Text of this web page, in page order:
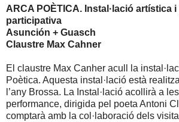
ARCA POÈTICA. Instal·lació artística
participativa
Asunción + Guasch
Claustre Max Cahner
El claustre Max Canher acull la
Poètica. Aquesta instal·lació està
l’any Brossa. La Instal·lació acollirà a
performance, dirigida pel poeta Antoni
comptarà amb la col·laboració dels